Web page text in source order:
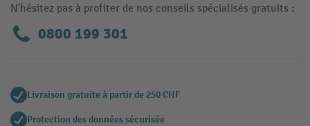
N'hésitez pas à profiter de nos conseils spécialisés gratuits :
0800 199 301
Livraison gratuite à partir de 250 CHF
Protection des données sécurisée